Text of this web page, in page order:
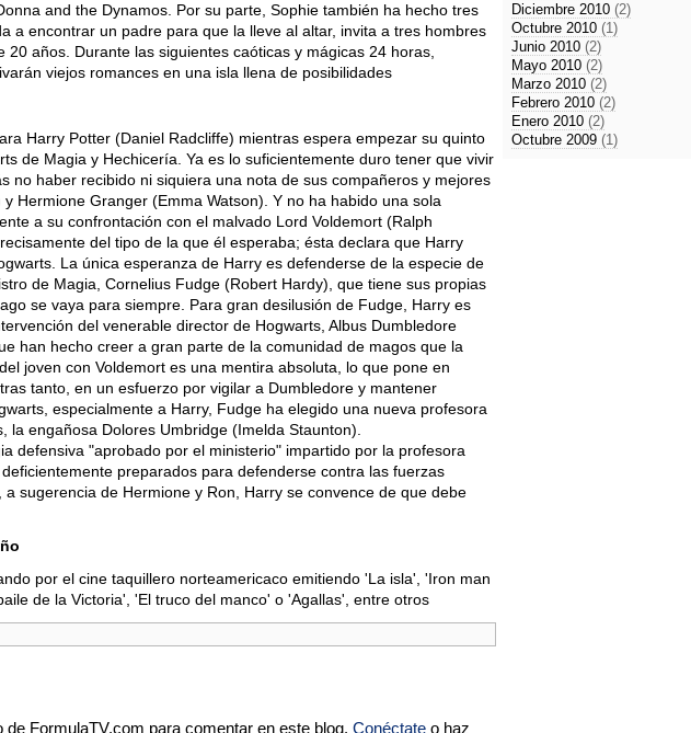
and the Dynamos. Por su parte, Sophie también ha hecho tres
a encontrar un padre para que la lleve al altar, invita a tres hombres
años. Durante las siguientes caóticas y mágicas 24 horas,
viejos romances en una isla llena de posibilidades
Harry Potter (Daniel Radcliffe) mientras espera empezar su quinto
de Magia y Hechicería. Ya es lo suficientemente duro tener que vivir
no haber recibido ni siquiera una nota de sus compañeros y mejores
Hermione Granger (Emma Watson). Y no ha habido una sola
a su confrontación con el malvado Lord Voldemort (Ralph
del tipo de la que él esperaba; ésta declara que Harry
La única esperanza de Harry es defenderse de la especie de
de Magia, Cornelius Fudge (Robert Hardy), que tiene sus propias
se vaya para siempre. Para gran desilusión de Fudge, Harry es
del venerable director de Hogwarts, Albus Dumbledore
han hecho creer a gran parte de la comunidad de magos que la
joven con Voldemort es una mentira absoluta, lo que pone en
tanto, en un esfuerzo por vigilar a Dumbledore y mantener
especialmente a Harry, Fudge ha elegido una nueva profesora
la engañosa Dolores Umbridge (Imelda Staunton).
defensiva "aprobado por el ministerio" impartido por la profesora
preparados para defenderse contra las fuerzas
sugerencia de Hermione y Ron, Harry se convence de que debe
por el cine taquillero norteamericaco emitiendo 'La isla', 'Iron man
de la Victoria', 'El truco del manco' o 'Agallas', entre otros
FormulaTV.com para comentar en este blog. Conéctate o haz
Diciembre 2010 (2)
Octubre 2010 (1)
Junio 2010 (2)
Mayo 2010 (2)
Marzo 2010 (2)
Febrero 2010 (2)
Enero 2010 (2)
Octubre 2009 (1)